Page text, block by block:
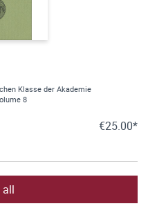
Klasse der Akademie
8
€25.00*
all